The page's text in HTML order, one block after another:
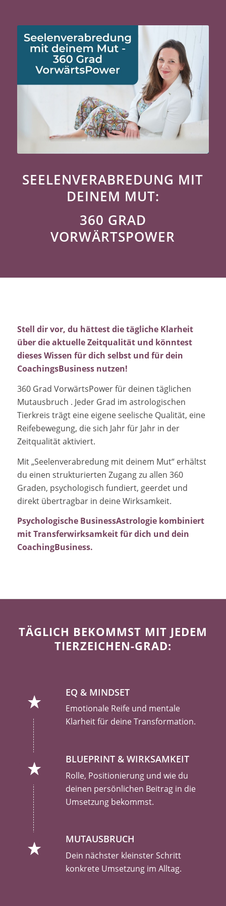
SEELENVERABREDUNG MIT
DEINEM MUT:
360 GRAD
VORWÄRTSPOWER
Stell dir vor, du hättest die tägliche Klarheit
über die aktuelle Zeitqualität und könntest
dieses Wissen für dich selbst und für dein
CoachingsBusiness nutzen!
360 Grad VorwärtsPower für deinen täglichen
Mutausbruch . Jeder Grad im astrologischen
Tierkreis trägt eine eigene seelische Qualität, eine
Reifebewegung, die sich Jahr für Jahr in der
Zeitqualität aktiviert.
Mit „Seelenverabredung mit deinem Mut“ erhältst
du einen strukturierten Zugang zu allen 360
Graden, psychologisch fundiert, geerdet und
direkt übertragbar in deine Wirksamkeit.
Psychologische BusinessAstrologie kombiniert
mit Transferwirksamkeit für dich und dein
CoachingBusiness.
TÄGLICH BEKOMMST MIT JEDEM
TIERZEICHEN-GRAD:
EQ & MINDSET
Emotionale Reife und mentale
Klarheit für deine Transformation.
BLUEPRINT & WIRKSAMKEIT
Rolle, Positionierung und wie du
deinen persönlichen Beitrag in die
Umsetzung bekommst.
MUTAUSBRUCH
Dein nächster kleinster Schritt
konkrete Umsetzung im Alltag.